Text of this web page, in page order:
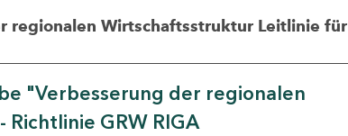
regionalen Wirtschaftsstruktur Leitlinie für
"Verbesserung der regionalen
GRW RIGA